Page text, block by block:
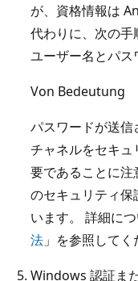
が、資格情報は
代わりに、次の
ユーザー名とパス
Von Bedeutung
パスワードが送
チャネルをセキ
要であることに
のセキュリティ保
います。 詳細に
法 」を参照してく
Windows 認証ま